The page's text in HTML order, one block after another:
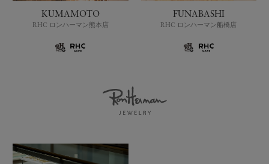
KUMAMOTO
RHC ロンハーマン熊本店
FUNABASHI
RHC ロンハーマン船橋店